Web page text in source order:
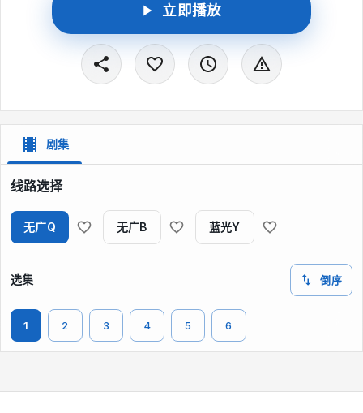
立即播放
剧集
线路选择
无广Q 无广B 蓝光Y
选集 倒序
1 2 3 4 5 6